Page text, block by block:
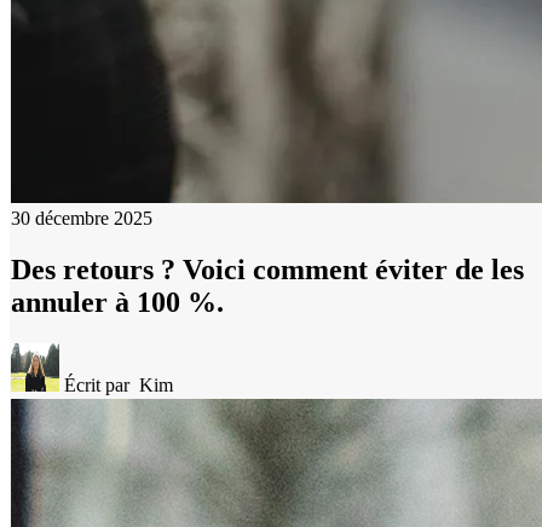
30 décembre 2025
Des retours ? Voici comment éviter de les
annuler à 100 %.
Écrit par Kim